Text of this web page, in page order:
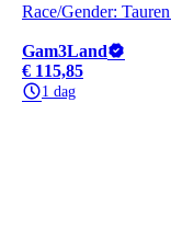
Race/Gender:
Gam3Land
€ 115,85
1 dag